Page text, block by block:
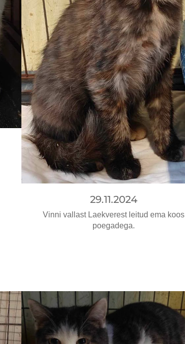
29.11.2024
Vinni vallast Laekverest leitud ema koos
poegadega.